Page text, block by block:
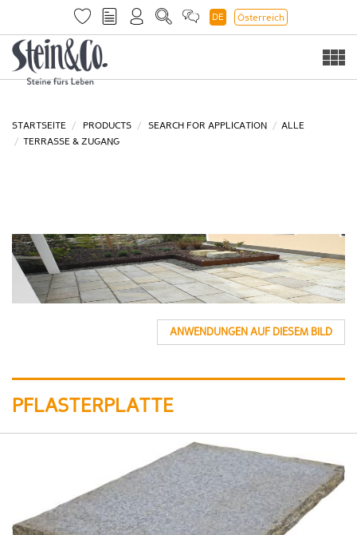
DE Österreich
STARTSEITE PRODUCTS SEARCH FOR APPLICATION
ALLE
TERRASSE & ZUGANG
ANWENDUNGEN AUF DIESEM BILD
PFLASTERPLATTE